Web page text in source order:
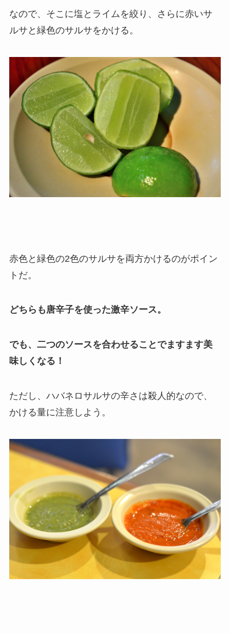
なので、そこに塩とライムを絞り、さらに赤いサ
ルサと緑色のサルサをかける。
赤色と緑色の2色のサルサを両方かけるのがポイン
トだ。
どちらも唐辛子を使った激辛ソース。
でも、二つのソースを合わせることでますます美
味しくなる！
ただし、ハバネロサルサの辛さは殺人的なので、
かける量に注意しよう。